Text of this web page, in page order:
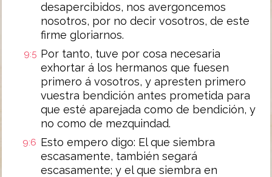
desapercibidos, nos avergoncemos
nosotros, por no decir vosotros, de este
firme gloriarnos.
9:5 Por tanto, tuve por cosa necesaria
exhortar á los hermanos que fuesen
primero á vosotros, y apresten primero
vuestra bendición antes prometida para
que esté aparejada como de bendición, y
no como de mezquindad.
9:6 Esto empero digo: El que siembra
escasamente, también segará
escasamente; y el que siembra en